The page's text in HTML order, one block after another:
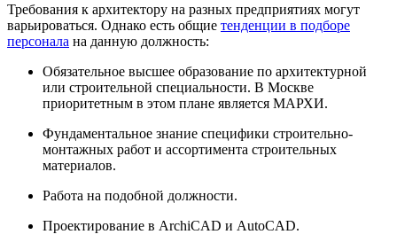
Требования к архитектору на разных предприятиях могут
варьироваться. Однако есть общие тенденции в подборе
персонала на данную должность:
Обязательное высшее образование по архитектурной
или строительной специальности. В Москве
приоритетным в этом плане является МАРХИ.
Фундаментальное знание специфики строительно-
монтажных работ и ассортимента строительных
материалов.
Работа на подобной должности.
Проектирование в ArchiCAD и AutoCAD.